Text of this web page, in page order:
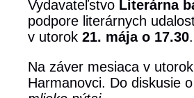
Vydavateľstvo Literárna
podpore literárnych
v utorok 21. mája o 17.30.
Na záver mesiaca v utorok
Harmanovci. Do diskusie